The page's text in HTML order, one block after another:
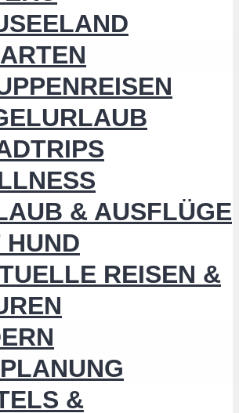
& AUSFLÜGE
HUND
REISEN &
&